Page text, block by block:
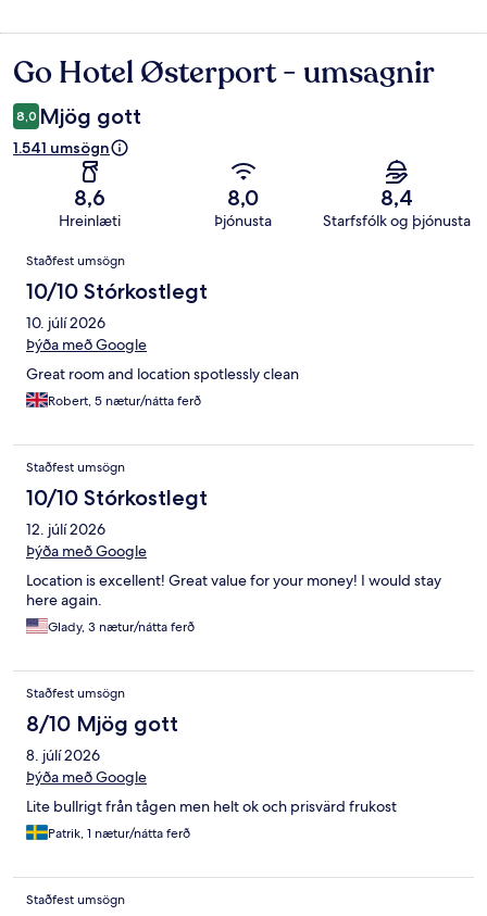
Umsagnir
Go Hotel Østerport - umsagnir
8,0 Mjög gott
1.541 umsögn
8,6
Hreinlæti
8,0
Þjónusta
8,4
Starfsfólk og þjónusta
Umsagnir
Staðfest umsögn
10/10 Stórkostlegt
10. júlí 2026
Þýða með Google
Great room and location spotlessly clean
Robert, 5 nætur/nátta ferð
Staðfest umsögn
10/10 Stórkostlegt
12. júlí 2026
Þýða með Google
Location is excellent! Great value for your money! I would stay
here again.
Glady, 3 nætur/nátta ferð
Staðfest umsögn
8/10 Mjög gott
8. júlí 2026
Þýða með Google
Lite bullrigt från tågen men helt ok och prisvärd frukost
Patrik, 1 nætur/nátta ferð
Staðfest umsögn